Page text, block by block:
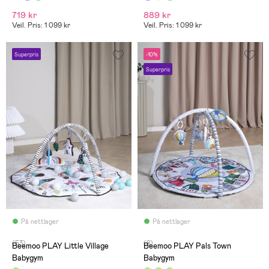
719 kr
Veil. Pris: 1 099 kr
889 kr
Veil. Pris: 1 099 kr
Superpris
På nettlager
(53)
Beemoo PLAY Little Village
Babygym
-10%
Superpris
På nettlager
(8)
Beemoo PLAY Pals Town
Babygym